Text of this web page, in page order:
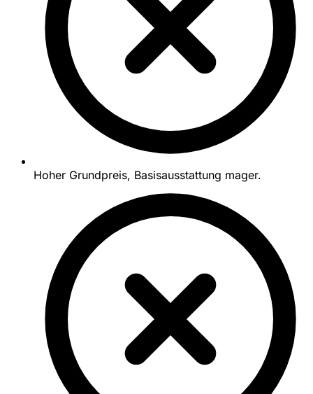
Hoher Grundpreis, Basisausstattung mager.